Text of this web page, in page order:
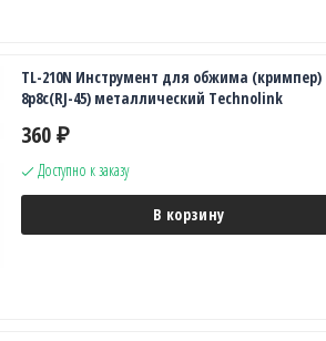
TL-210N Инструмент для обжима (кримпер)
8p8c(RJ-45) металлический Technolink
360 ₽
Доступно к заказу
В корзину